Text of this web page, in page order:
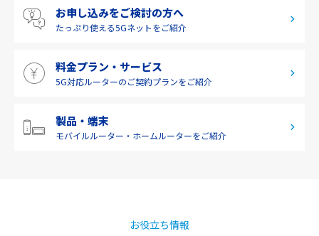
九州・沖縄
2019年6月(1)
2019年4月(1)
2019年2月(7)
お申し込みをご検討の方へ
たっぷり使える5Gネットをご紹介
料金プラン・サービス
5G対応ルーターのご契約プランをご紹介
製品・端末
モバイルルーター・ ホームルーターをご紹介
お役立ち情報